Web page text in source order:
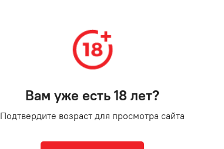
Вам уже есть 18 лет?
Подтвердите возраст для просмотра сайта